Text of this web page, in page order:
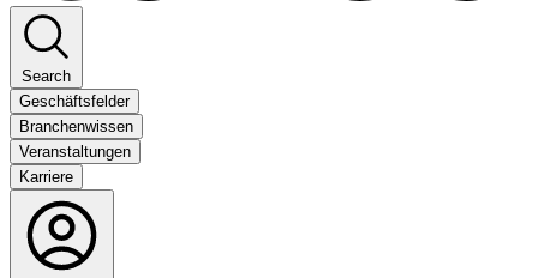
Search
Geschäftsfelder
Branchenwissen
Veranstaltungen
Karriere